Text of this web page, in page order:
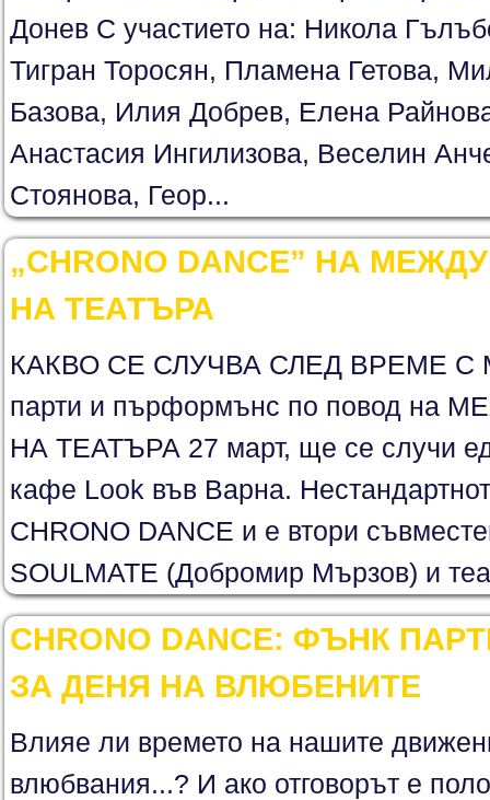
Донев С участието на: Никола
Тигран Торосян, Пламена Гетова,
Базова, Илия Добрев, Елена
Анастасия Ингилизова, Веселин
Стоянова, Геор...
„CHRONO DANCE” НА
НА ТЕАТЪРА
КАКВО СЕ СЛУЧВА СЛЕД ВРЕМЕ С
парти и пърформънс по повод
НА ТЕАТЪРА 27 март, ще се случи
кафе Look във Варна.
CHRONO DANCE и e втори
SOULMATE (Добромир Мързов) и
CHRONO DANCE: ФЪНК
ЗА ДЕНЯ НА ВЛЮБЕНИТЕ
Влияе ли времето на нашите
влюбвания...? И ако отговорът е